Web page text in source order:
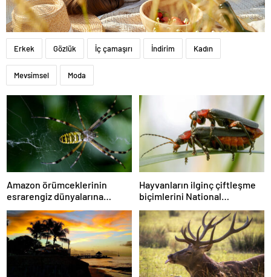
Erkek Gözlük İç çamaşırı İndirim Kadın
Mevsimsel Moda
Amazon örümceklerinin
esrarengiz dünyalarına
gitmeye hazır olun.
Hayvanların ilginç çiftleşme
biçimlerini National
Geographic görüntüledi.